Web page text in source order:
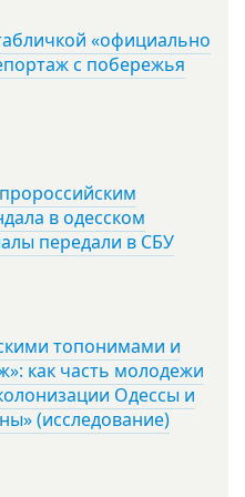
«официально
с побережья
в одесском
передали в СБУ
топонимами и
как часть молодежи
Одессы и
(исследование)